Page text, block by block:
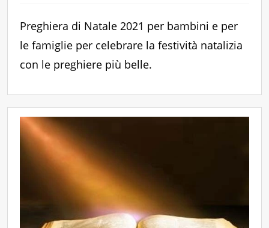
Preghiera di Natale 2021 per bambini e per
le famiglie per celebrare la festività natalizia
con le preghiere più belle.